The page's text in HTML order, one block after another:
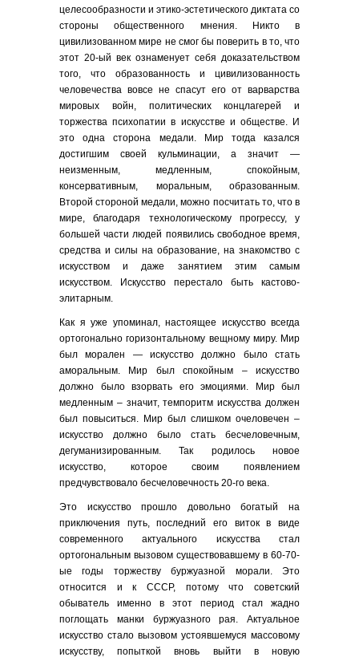
целесообразности и этико-эстетического диктата со
стороны общественного мнения. Никто в
цивилизованном мире не смог бы поверить в то, что
этот 20-ый век ознаменует себя доказательством
того, что образованность и цивилизованность
человечества вовсе не спасут его от варварства
мировых войн, политических концлагерей и
торжества психопатии в искусстве и обществе. И
это одна сторона медали. Мир тогда казался
достигшим своей кульминации, а значит —
неизменным, медленным, спокойным,
консервативным, моральным, образованным.
Второй стороной медали, можно посчитать то, что в
мире, благодаря технологическому прогрессу, у
большей части людей появились свободное время,
средства и силы на образование, на знакомство с
искусством и даже занятием этим самым
искусством. Искусство перестало быть кастово-
элитарным.
Как я уже упоминал, настоящее искусство всегда
ортогонально горизонтальному вещному миру. Мир
был морален — искусство должно было стать
аморальным. Мир был спокойным – искусство
должно было взорвать его эмоциями. Мир был
медленным – значит, темпоритм искусства должен
был повыситься. Мир был слишком очеловечен –
искусство должно было стать бесчеловечным,
дегуманизированным. Так родилось новое
искусство, которое своим появлением
предчувствовало бесчеловечность 20-го века.
Это искусство прошло довольно богатый на
приключения путь, последний его виток в виде
современного актуального искусства стал
ортогональным вызовом существовавшему в 60-70-
ые годы торжеству буржуазной морали. Это
относится и к СССР, потому что советский
обыватель именно в этот период стал жадно
поглощать манки буржуазного рая. Актуальное
искусство стало вызовом устоявшемуся массовому
искусству, попыткой вновь выйти в новую